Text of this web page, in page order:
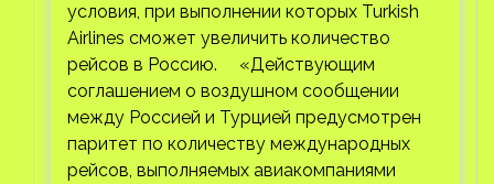
условия, при выполнении которых Turkish
Airlines сможет увеличить количество
рейсов в Россию. «Действующим
соглашением о воздушном сообщении
между Россией и Турцией предусмотрен
паритет по количеству международных
рейсов, выполняемых авиакомпаниями